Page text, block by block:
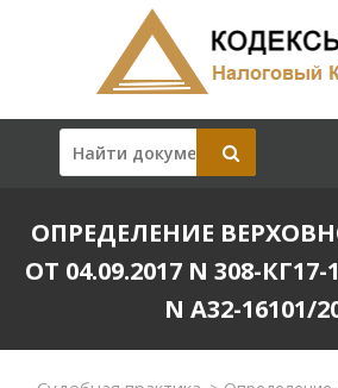
ОПРЕДЕЛЕНИЕ
ОТ 04.09.2017 N 308-
N А32-16101/